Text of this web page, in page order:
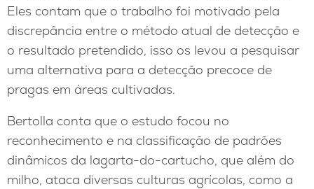
Eles contam que o trabalho foi motivado pela
discrepância entre o método atual de detecção e
o resultado pretendido, isso os levou a pesquisar
uma alternativa para a detecção precoce de
pragas em áreas cultivadas.
Bertolla conta que o estudo focou no
reconhecimento e na classificação de padrões
dinâmicos da lagarta-do-cartucho, que além do
milho, ataca diversas culturas agrícolas, como a